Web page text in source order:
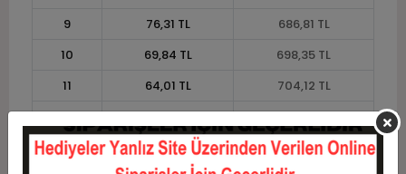
9
76,31 TL
686,81 TL
10
69,84 TL
698,35 TL
11
64,01 TL
704,12 TL
12
59,64 TL 715,67 TL